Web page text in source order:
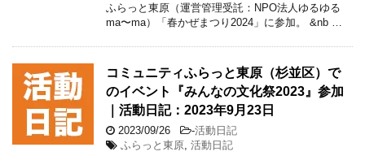
ふらっと東原（運営管理受託：NPO法人ゆるゆる
ma〜ma）「春かぜまつり2024」に参加。 &nb …
コミュニティふらっと東原（杉並区）で
のイベント『みんなの文化祭2023』参加
｜活動日記：2023年9月23日
2023/09/26 -活動日記
ふらっと東原 活動日記